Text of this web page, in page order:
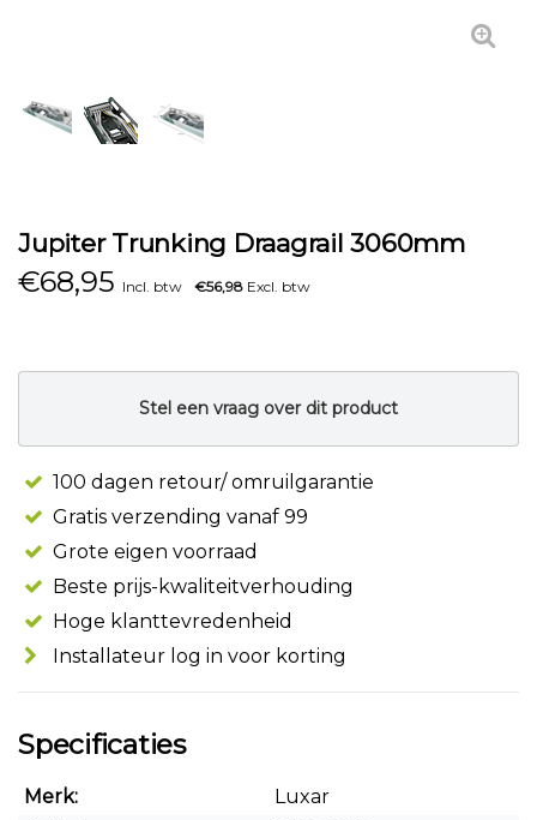
Jupiter Trunking Draagrail 3060mm
€68,95 Incl. btw €56,98 Excl. btw
Stel een vraag over dit product
100 dagen retour/ omruilgarantie
Gratis verzending vanaf 99
Grote eigen voorraad
Beste prijs-kwaliteitverhouding
Hoge klanttevredenheid
Installateur log in voor korting
Specificaties
Merk:
Luxar